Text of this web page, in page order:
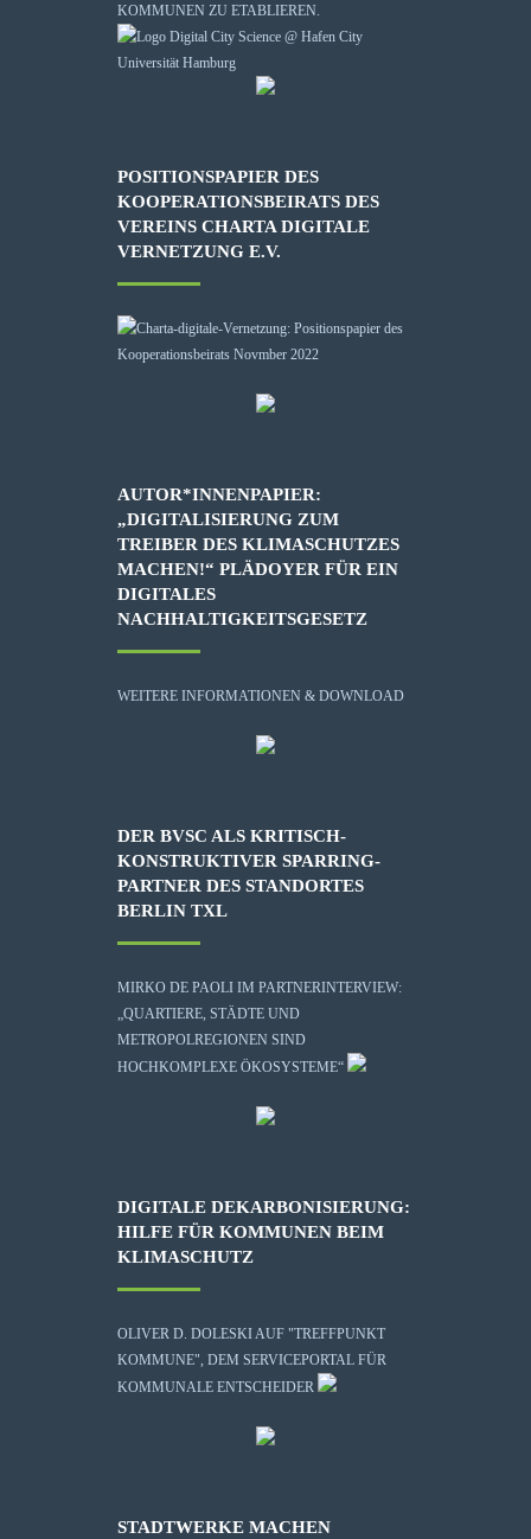
KOMMUNEN ZU ETABLIEREN.
POSITIONSPAPIER DES
KOOPERATIONSBEIRATS DES
VEREINS CHARTA DIGITALE
VERNETZUNG E.V.
AUTOR*INNENPAPIER:
„DIGITALISIERUNG ZUM
TREIBER DES KLIMASCHUTZES
MACHEN!“ PLÄDOYER FÜR EIN
DIGITALES
NACHHALTIGKEITSGESETZ
WEITERE INFORMATIONEN & DOWNLOAD
DER BVSC ALS KRITISCH-
KONSTRUKTIVER SPARRING-
PARTNER DES STANDORTES
BERLIN TXL
MIRKO DE PAOLI IM PARTNERINTERVIEW:
„QUARTIERE, STÄDTE UND
METROPOLREGIONEN SIND
HOCHKOMPLEXE ÖKOSYSTEME“
DIGITALE DEKARBONISIERUNG:
HILFE FÜR KOMMUNEN BEIM
KLIMASCHUTZ
OLIVER D. DOLESKI AUF "TREFFPUNKT
KOMMUNE", DEM SERVICEPORTAL FÜR
KOMMUNALE ENTSCHEIDER
STADTWERKE MACHEN